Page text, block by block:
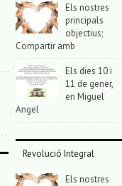
Els nostres
principals
objectius;
Compartir amb
Els dies 10 i
11 de gener,
en Miguel
Angel
Revolució Integral
Els nostres